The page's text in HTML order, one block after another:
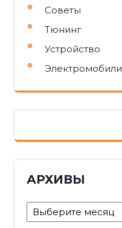
Советы
Тюнинг
Устройство
Электромобили
АРХИВЫ
Архивы